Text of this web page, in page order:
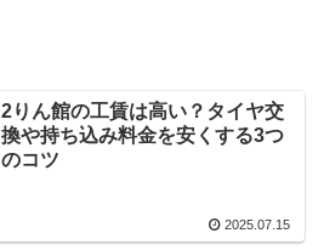
2りん館の工賃は高い？タイヤ交
換や持ち込み料金を安くする3つ
のコツ
2025.07.15